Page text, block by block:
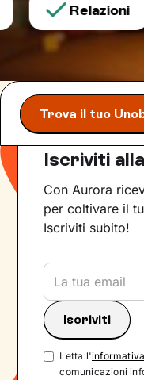
Relazioni
Trova il tuo
Iscriviti
Con Aurora
per coltivare il
Iscriviti subito!
Letta l'informativa
comunicazioni